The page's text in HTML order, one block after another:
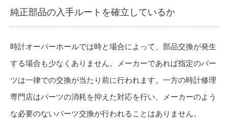
純正部品の入手ルートを確立しているか
時計オーバーホールでは時と場合によって、部品交換が発生
する場合も少なくありません。メーカーであれば指定のパー
ツは一律での交換が当たり前に行われます。一方の時計修理
専門店はパーツの消耗を抑えた対応を行い、メーカーのよう
な必要のないパーツ交換が行われることはありません。